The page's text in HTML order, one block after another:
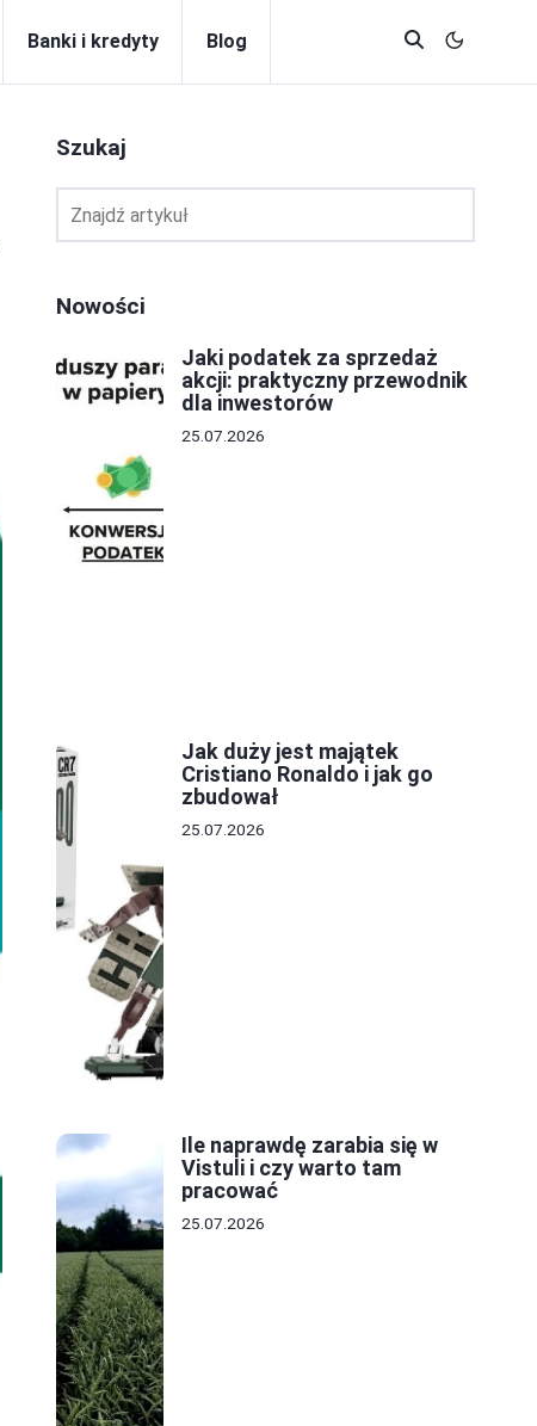
Banki i kredyty Blog
Szukaj
Nowości
Jaki podatek za sprzedaż
akcji: praktyczny przewodnik
dla inwestorów
25.07.2026
Jak duży jest majątek
Cristiano Ronaldo i jak go
zbudował
25.07.2026
Ile naprawdę zarabia się w
Vistuli i czy warto tam
pracować
25.07.2026